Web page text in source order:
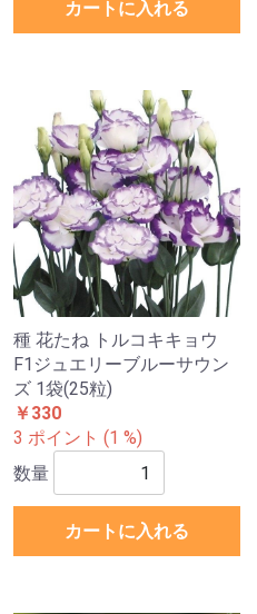
カートに入れる
種 花たね トルコキキョウ
F1ジュエリーブルーサウン
ズ 1袋(25粒)
￥330
3 ポイント (1 %)
数量
カートに入れる